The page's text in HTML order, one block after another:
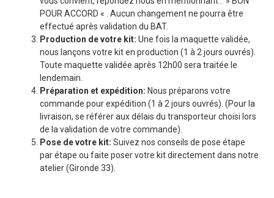
POUR ACCORD « . Aucun changement ne pourra être
effectué après validation du BAT.
Production de votre kit: Une fois la maquette validée,
nous lançons votre kit en production (1 à 2 jours ouvrés).
Toute maquette validée après 12h00 sera traitée le
lendemain.
Préparation et expédition: Nous préparons votre
commande pour expédition (1 à 2 jours ouvrés). (Pour la
livraison, se référer aux délais du transporteur choisi lors
de la validation de votre commande).
Pose de votre kit: Suivez nos conseils de pose étape
par étape ou faite poser votre kit directement dans notre
atelier (Gironde 33).